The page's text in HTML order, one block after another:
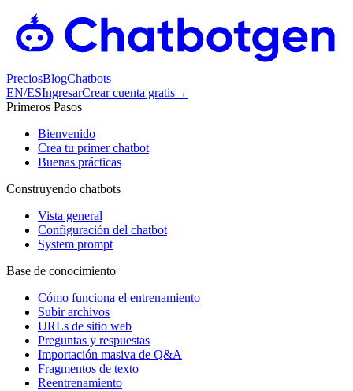
PreciosBlogChatbots
EN/ESIngresarCrear cuenta gratis→
Primeros Pasos
Bienvenido
Crea tu primer chatbot
Buenas prácticas
Construyendo chatbots
Vista general
Configuración del chatbot
System prompt
Base de conocimiento
Cómo funciona el entrenamiento
Subir archivos
URLs de sitio web
Preguntas y respuestas
Importación masiva de Q&A
Fragmentos de texto
Reentrenamiento